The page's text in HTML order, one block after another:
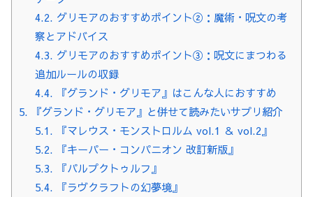
4.2. グリモアのおすすめポイント②：魔術・呪文の考
察とアドバイス
4.3. グリモアのおすすめポイント③：呪文にまつわる
追加ルールの収録
4.4. 『グランド・グリモア』はこんな人におすすめ
5. 『グランド・グリモア』と併せて読みたいサプリ紹介
5.1. 『マレウス・モンストロルム vol.1 ＆ vol.2』
5.2. 『キーパー・コンパニオン 改訂新版』
5.3. 『パルプクトゥルフ』
5.4. 『ラヴクラフトの幻夢境』